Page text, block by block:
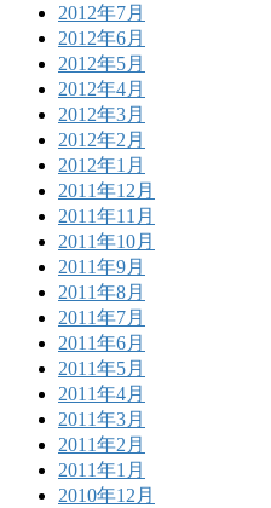
2012年7月
2012年6月
2012年5月
2012年4月
2012年3月
2012年2月
2012年1月
2011年12月
2011年11月
2011年10月
2011年9月
2011年8月
2011年7月
2011年6月
2011年5月
2011年4月
2011年3月
2011年2月
2011年1月
2010年12月